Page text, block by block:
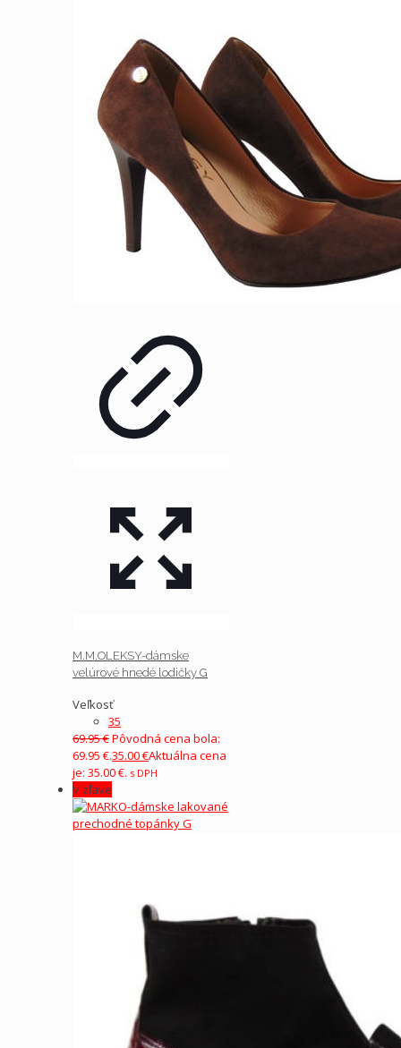
M.M.OLEKSY-dámske
velúrové hnedé lodičky G
Veľkosť
35
69.95€Pôvodná cena bola:
69.95 €.35.00€Aktuálna cena
je: 35.00 €. s DPH
V zľave